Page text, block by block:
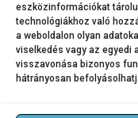
eszközinformációkat
technológiákhoz való
a weboldalon olyan
viselkedés vagy az egyedi
visszavonása bizonyos
hátrányosan
– zárta dr. Torma András.
További információka
KATEGÓRIA:HÍREK